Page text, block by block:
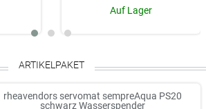
Auf Lager
ARTIKELPAKET
rheavendors servomat sempreAqua PS20
schwarz Wasserspender